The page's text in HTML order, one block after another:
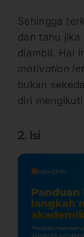
Sehingga
dan tahu
diambil. Hal
motivation
bukan
diri
2. Isi